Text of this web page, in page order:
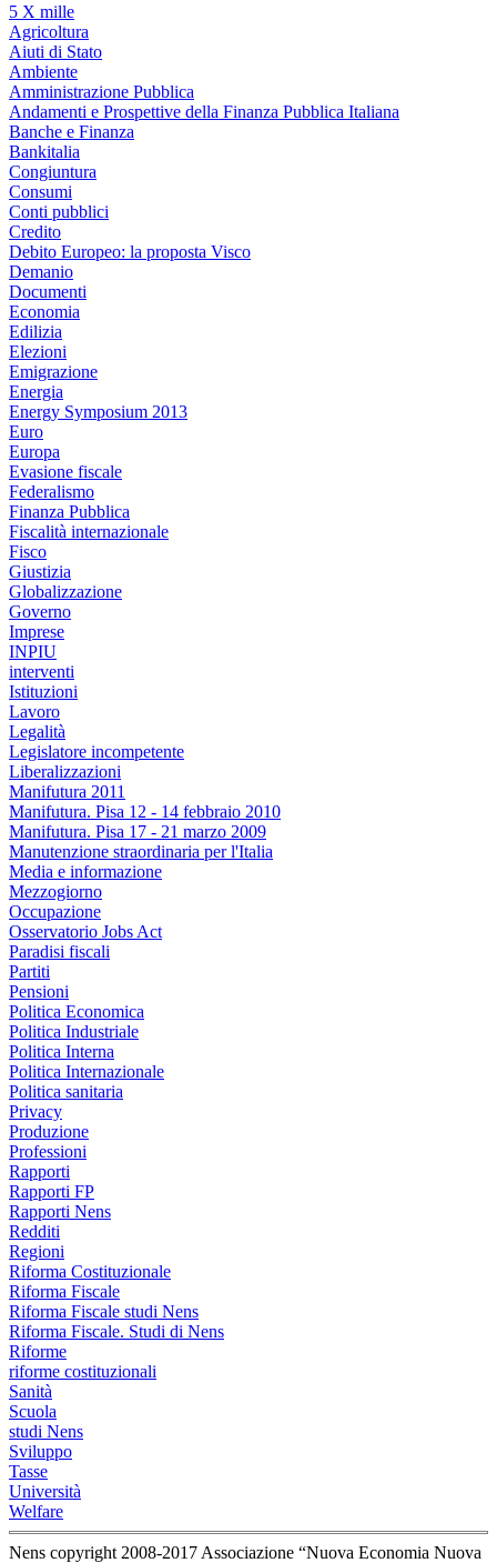
5 X mille
Agricoltura
Aiuti di Stato
Ambiente
Amministrazione Pubblica
Andamenti e Prospettive della Finanza Pubblica Italiana
Banche e Finanza
Bankitalia
Congiuntura
Consumi
Conti pubblici
Credito
Debito Europeo: la proposta Visco
Demanio
Documenti
Economia
Edilizia
Elezioni
Emigrazione
Energia
Energy Symposium 2013
Euro
Europa
Evasione fiscale
Federalismo
Finanza Pubblica
Fiscalità internazionale
Fisco
Giustizia
Globalizzazione
Governo
Imprese
INPIU
interventi
Istituzioni
Lavoro
Legalità
Legislatore incompetente
Liberalizzazioni
Manifutura 2011
Manifutura. Pisa 12 - 14 febbraio 2010
Manifutura. Pisa 17 - 21 marzo 2009
Manutenzione straordinaria per l'Italia
Media e informazione
Mezzogiorno
Occupazione
Osservatorio Jobs Act
Paradisi fiscali
Partiti
Pensioni
Politica Economica
Politica Industriale
Politica Interna
Politica Internazionale
Politica sanitaria
Privacy
Produzione
Professioni
Rapporti
Rapporti FP
Rapporti Nens
Redditi
Regioni
Riforma Costituzionale
Riforma Fiscale
Riforma Fiscale studi Nens
Riforma Fiscale. Studi di Nens
Riforme
riforme costituzionali
Sanità
Scuola
studi Nens
Sviluppo
Tasse
Università
Welfare
Nens copyright 2008-2017 Associazione “Nuova Economia Nuova